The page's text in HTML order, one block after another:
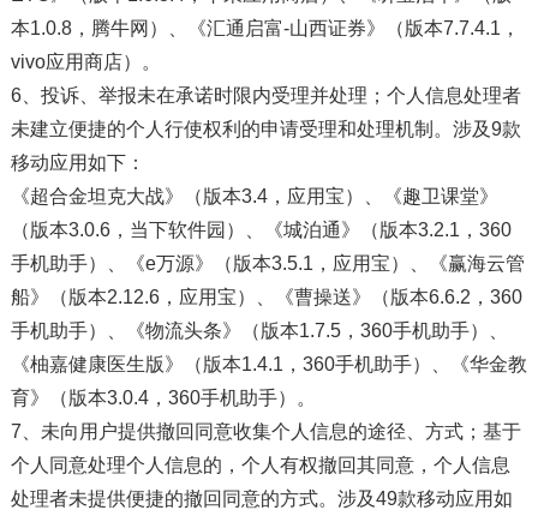
本1.0.8，腾牛网）、《汇通启富-山西证券》（版本7.7.4.1，
vivo应用商店）。
6、投诉、举报未在承诺时限内受理并处理；个人信息处理者
未建立便捷的个人行使权利的申请受理和处理机制。涉及9款
移动应用如下：
《超合金坦克大战》（版本3.4，应用宝）、《趣卫课堂》
（版本3.0.6，当下软件园）、《城泊通》（版本3.2.1，360
手机助手）、《e万源》（版本3.5.1，应用宝）、《赢海云管
船》（版本2.12.6，应用宝）、《曹操送》（版本6.6.2，360
手机助手）、《物流头条》（版本1.7.5，360手机助手）、
《柚嘉健康医生版》（版本1.4.1，360手机助手）、《华金教
育》（版本3.0.4，360手机助手）。
7、未向用户提供撤回同意收集个人信息的途径、方式；基于
个人同意处理个人信息的，个人有权撤回其同意，个人信息
处理者未提供便捷的撤回同意的方式。涉及49款移动应用如